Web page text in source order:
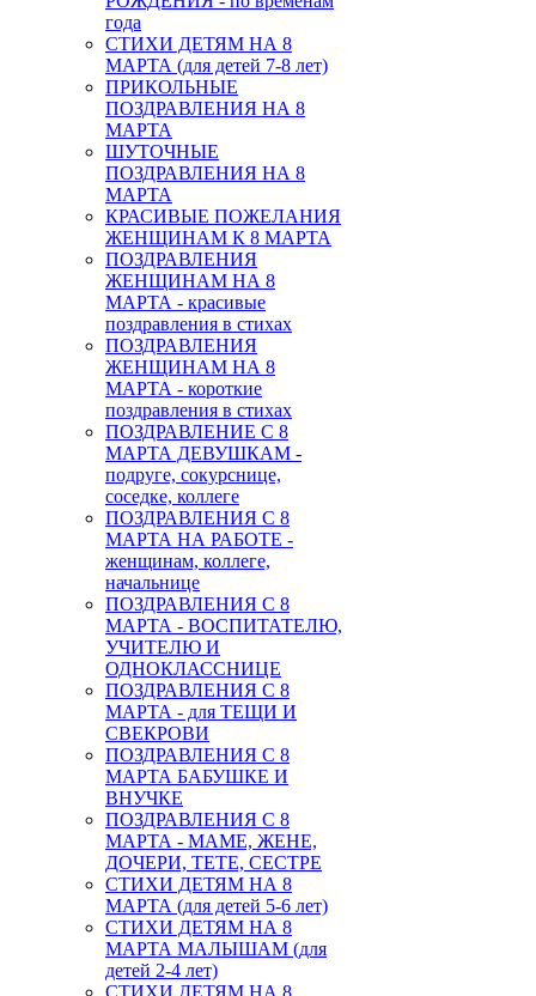
года
СТИХИ ДЕТЯМ НА 8
МАРТА (для детей 7-8 лет)
ПРИКОЛЬНЫЕ
ПОЗДРАВЛЕНИЯ НА 8
МАРТА
ШУТОЧНЫЕ
ПОЗДРАВЛЕНИЯ НА 8
МАРТА
КРАСИВЫЕ ПОЖЕЛАНИЯ
ЖЕНЩИНАМ К 8 МАРТА
ПОЗДРАВЛЕНИЯ
ЖЕНЩИНАМ НА 8
МАРТА - красивые
поздравления в стихах
ПОЗДРАВЛЕНИЯ
ЖЕНЩИНАМ НА 8
МАРТА - короткие
поздравления в стихах
ПОЗДРАВЛЕНИЕ С 8
МАРТА ДЕВУШКАМ -
подруге, сокурснице,
соседке, коллеге
ПОЗДРАВЛЕНИЯ С 8
МАРТА НА РАБОТЕ -
женщинам, коллеге,
начальнице
ПОЗДРАВЛЕНИЯ С 8
МАРТА - ВОСПИТАТЕЛЮ,
УЧИТЕЛЮ И
ОДНОКЛАССНИЦЕ
ПОЗДРАВЛЕНИЯ С 8
МАРТА - для ТЕЩИ И
СВЕКРОВИ
ПОЗДРАВЛЕНИЯ С 8
МАРТА БАБУШКЕ И
ВНУЧКЕ
ПОЗДРАВЛЕНИЯ С 8
МАРТА - МАМЕ, ЖЕНЕ,
ДОЧЕРИ, ТЕТЕ, СЕСТРЕ
СТИХИ ДЕТЯМ НА 8
МАРТА (для детей 5-6 лет)
СТИХИ ДЕТЯМ НА 8
МАРТА МАЛЫШАМ (для
детей 2-4 лет)
СТИХИ ДЕТЯМ НА 8